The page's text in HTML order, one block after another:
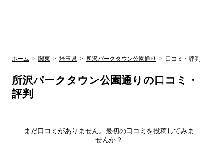
ホーム > 関東 > 埼玉県 > 所沢パークタウン公園通り > 口コミ・評判
所沢パークタウン公園通り の口コミ・
評判
まだ口コミがありません。最初の口コミを投稿してみま
せんか？